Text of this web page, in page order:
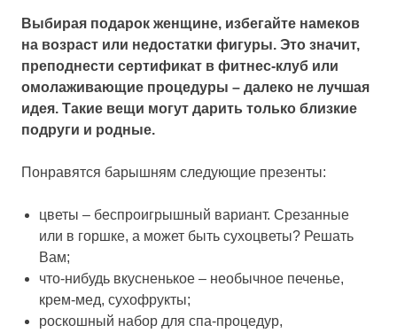
Выбирая подарок женщине, избегайте намеков
на возраст или недостатки фигуры. Это значит,
преподнести сертификат в фитнес-клуб или
омолаживающие процедуры – далеко не лучшая
идея. Такие вещи могут дарить только близкие
подруги и родные.
Понравятся барышням следующие презенты:
цветы – беспроигрышный вариант. Срезанные
или в горшке, а может быть сухоцветы? Решать
Вам;
что-нибудь вкусненькое – необычное печенье,
крем-мед, сухофрукты;
роскошный набор для спа-процедур,